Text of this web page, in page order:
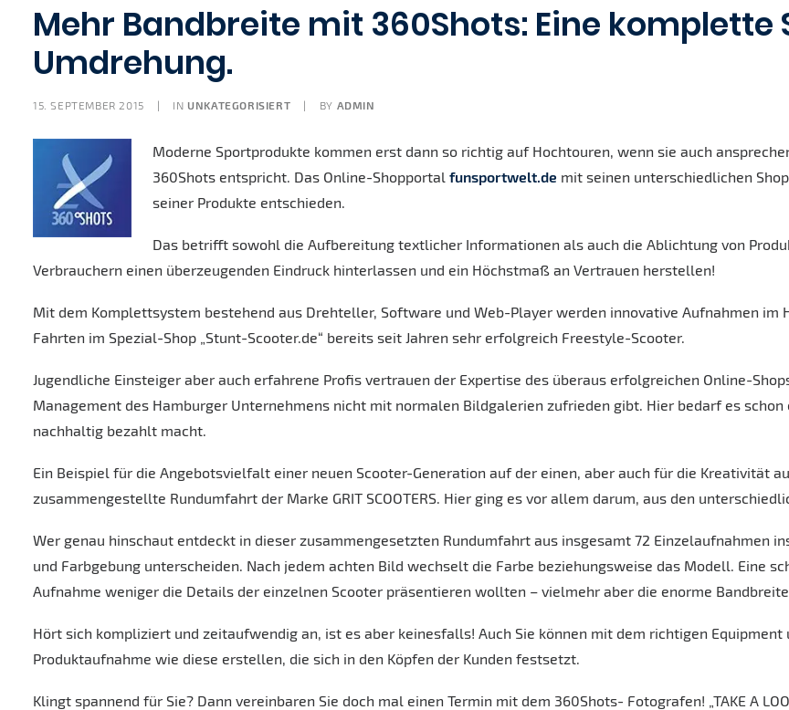
Mehr Bandbreite mit 360Shots: Eine
Umdrehung.
15. SEPTEMBER 2015 | IN UNKATEGORISIERT | BY ADMIN
Moderne Sportprodukte kommen erst dann so richtig auf Hochtouren, wenn sie auch
360Shots entspricht. Das Online-Shopportal funsportwelt.de mit seinen unterschiedlichen
seiner Produkte entschieden.
Das betrifft sowohl die Aufbereitung textlicher Informationen als auch die Ablichtung von
Verbrauchern einen überzeugenden Eindruck hinterlassen und ein Höchstmaß an Vertrauen herstellen!
Mit dem Komplettsystem bestehend aus Drehteller, Software und Web-Player werden innovative Aufnahmen im
Fahrten im Spezial-Shop „Stunt-Scooter.de“ bereits seit Jahren sehr erfolgreich Freestyle-Scooter.
Jugendliche Einsteiger aber auch erfahrene Profis vertrauen der Expertise des überaus erfolgreichen Online-
Management des Hamburger Unternehmens nicht mit normalen Bildgalerien zufrieden gibt. Hier bedarf es
nachhaltig bezahlt macht.
Ein Beispiel für die Angebotsvielfalt einer neuen Scooter-Generation auf der einen, aber auch für die Kreativität
zusammengestellte Rundumfahrt der Marke GRIT SCOOTERS. Hier ging es vor allem darum, aus den
Wer genau hinschaut entdeckt in dieser zusammengesetzten Rundumfahrt aus insgesamt 72 Einzelaufnahmen
und Farbgebung unterscheiden. Nach jedem achten Bild wechselt die Farbe beziehungsweise das Modell. Eine
Aufnahme weniger die Details der einzelnen Scooter präsentieren wollten – vielmehr aber die enorme
Hört sich kompliziert und zeitaufwendig an, ist es aber keinesfalls! Auch Sie können mit dem richtigen
Produktaufnahme wie diese erstellen, die sich in den Köpfen der Kunden festsetzt.
Klingt spannend für Sie? Dann vereinbaren Sie doch mal einen Termin mit dem 360Shots- Fotografen! „TAKE A